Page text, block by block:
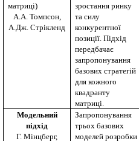
матриці)
А.А. Томпсон,
А.Дж. Стрікленд
зростання ринку
та силу
конкурентної
позиції. Підхід
передбачає
запропонування
базових стратегій
для кожного
квадранту
матриці.
Модельний
підхід
Г. Мінцберг,
Запропонування
трьох базових
моделей розробки